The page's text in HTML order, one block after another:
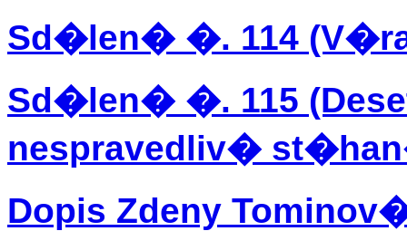
Sd�len� �. 114
Sd�len� �. 115
nespravedliv�
Dopis Zdeny